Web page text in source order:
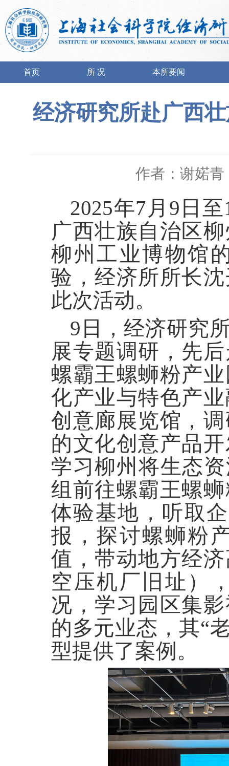
首页 所 况 本所要闻
经济研究所赴广西
作者：谢婼青
2025年7 月 9 日至
广西壮族自治区
柳州工业博物馆
验，经济所所长
此次活动。
9 日，经济研究
展专题调研，先
螺霸王螺蛳粉产
化产业与特色产
创意廊展览馆，
的文化创意产品
学习柳州将生态
组前往螺霸王螺
体验基地，听取
报，探讨螺蛳粉
值，带动地方经
空压机厂旧址）
况，学习园区集
的多元业态，其“
型提供了案例。